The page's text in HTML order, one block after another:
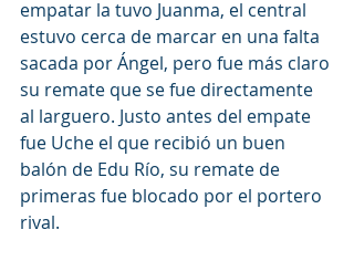
empatar la tuvo Juanma, el central
estuvo cerca de marcar en una falta
sacada por Ángel, pero fue más claro
su remate que se fue directamente
al larguero. Justo antes del empate
fue Uche el que recibió un buen
balón de Edu Río, su remate de
primeras fue blocado por el portero
rival.